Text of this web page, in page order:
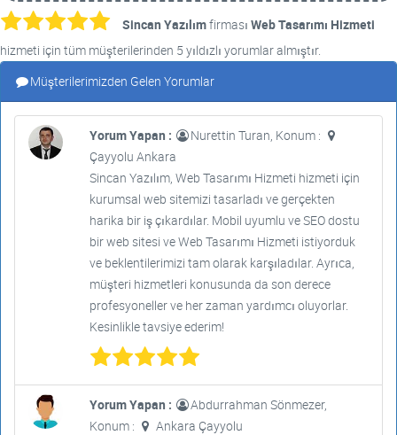
Sincan Yazılımfirması Web Tasarımı Hizmeti
hizmeti için tüm müşterilerinden 5 yıldızlı yorumlar almıştır.
Müşterilerimizden Gelen Yorumlar
Yorum Yapan :
Nurettin Turan, Konum :
Çayyolu Ankara
Sincan Yazılım, Web Tasarımı Hizmeti hizmeti için
kurumsal web sitemizi tasarladı ve gerçekten
harika bir iş çıkardılar. Mobil uyumlu ve SEO dostu
bir web sitesi ve Web Tasarımı Hizmeti istiyorduk
ve beklentilerimizi tam olarak karşıladılar. Ayrıca,
müşteri hizmetleri konusunda da son derece
profesyoneller ve her zaman yardımcı oluyorlar.
Kesinlikle tavsiye ederim!
Yorum Yapan :
Abdurrahman Sönmezer,
Konum :
Ankara Çayyolu